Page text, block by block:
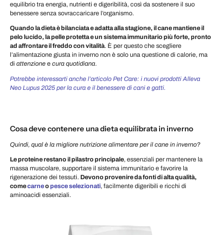
equilibrio tra energia, nutrienti e digeribilità, così da sostenere il suo
benessere senza sovraccaricare l’organismo.
Quando la dieta è bilanciata e adatta alla stagione, il cane mantiene il
pelo lucido, la pelle protetta e un sistema immunitario più forte, pronto
ad affrontare il freddo con vitalità. È per questo che scegliere
l’alimentazione giusta in inverno non è solo una questione di calorie, ma
di attenzione e cura quotidiana.
Potrebbe interessarti anche l’articolo Pet Care: i nuovi prodotti Alleva
Neo Lupus 2025 per la cura e il benessere di cani e gatti.
Cosa deve contenere una dieta equilibrata in inverno
Quindi, qual è la migliore nutrizione alimentare per il cane in inverno?
Le proteine restano il pilastro principale, essenziali per mantenere la
massa muscolare, supportare il sistema immunitario e favorire la
rigenerazione dei tessuti. Devono provenire da fonti di alta qualità,
comecarneopesce selezionati, facilmente digeribili e ricchi di
aminoacidi essenziali.